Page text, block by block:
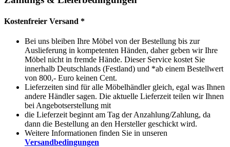
Kostenfreier Versand *
Bei uns bleiben Ihre Möbel von der Bestellung bis zur
Auslieferung in kompetenten Händen, daher geben wir Ihre
Möbel nicht in fremde Hände. Dieser Service kostet Sie
innerhalb Deutschlands (Festland) und *ab einem Bestellwert
von 800,- Euro keinen Cent.
Lieferzeiten sind für alle Möbelhändler gleich, egal was Ihnen
andere Händler sagen. Die aktuelle Lieferzeit teilen wir Ihnen
bei Angebotserstellung mit
die Lieferzeit beginnt am Tag der Anzahlung/Zahlung, da
dann die Bestellung an den Hersteller geschickt wird.
Weitere Informationen finden Sie in unseren
Versandbedingungen